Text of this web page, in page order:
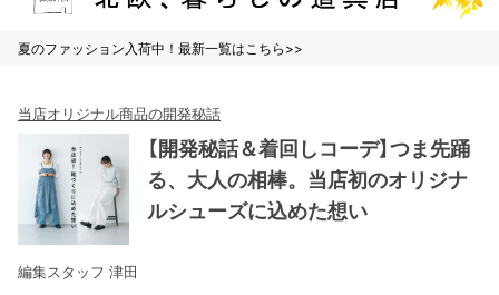
夏のファッション入荷中！最新一覧はこちら>>
当店オリジナル商品の開発秘話
【開発秘話＆着回しコーデ】つま先踊
る、大人の相棒。当店初のオリジナ
ルシューズに込めた想い
編集スタッフ 津田